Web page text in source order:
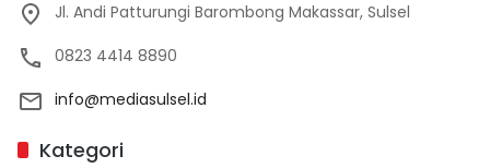
Jl. Andi Patturungi Barombong Makassar, Sulsel
0823 4414 8890
info@mediasulsel.id
Kategori